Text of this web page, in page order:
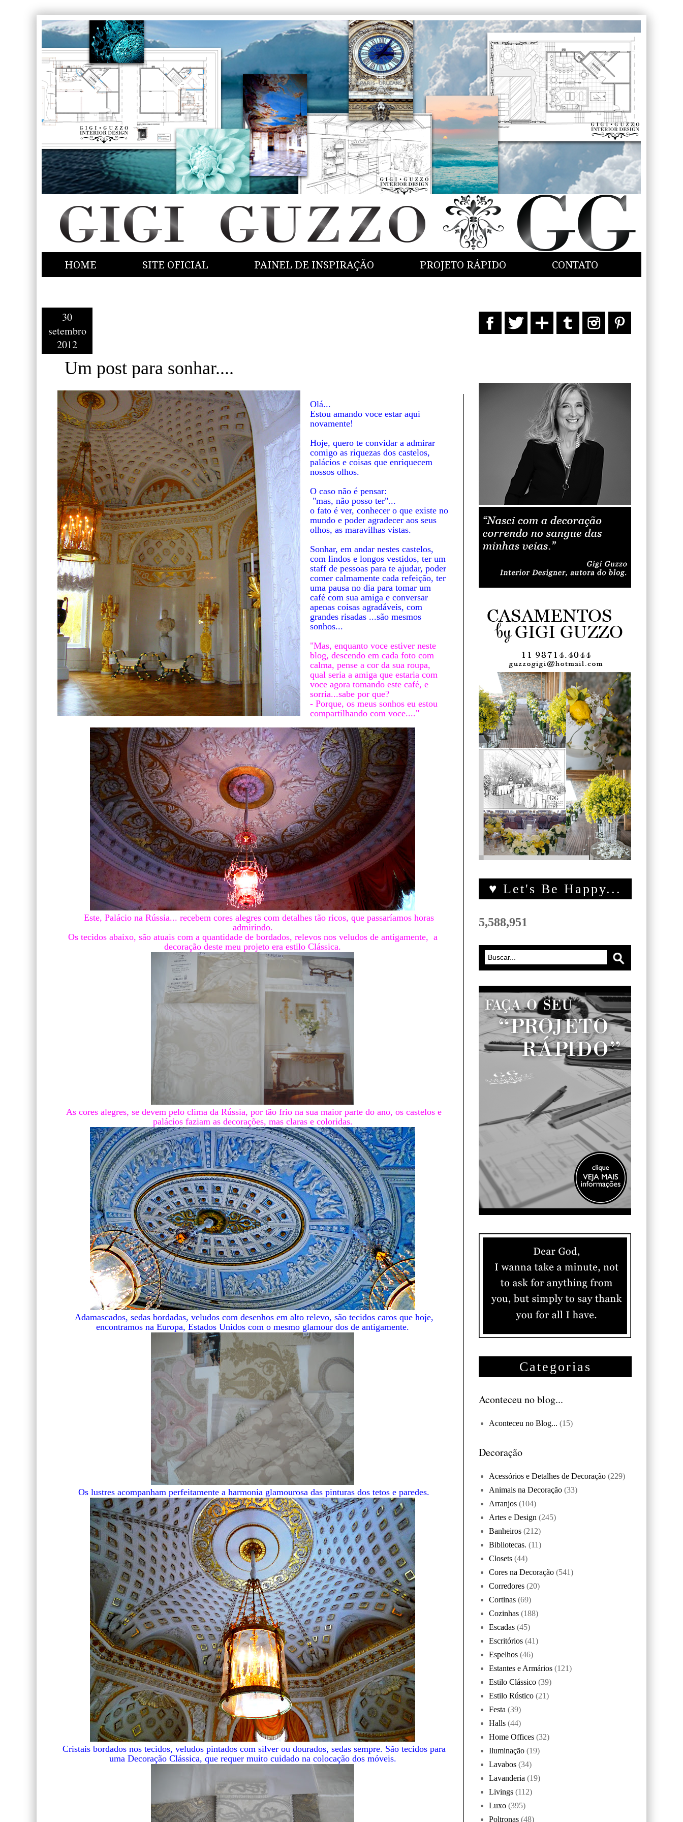
HOME SITE OFICIAL PAINEL DE INSPIRAÇÃO PROJETO RÁPIDO CONTATO
30
setembro
2012
Um post para sonhar....
Olá...
Estou amando voce estar aqui
novamente!
Hoje, quero te convidar a admirar
comigo as riquezas dos castelos,
palácios e coisas que enriquecem
nossos olhos.
O caso não é pensar:
"mas, não posso ter"...
o fato é ver, conhecer o que existe no
mundo e poder agradecer aos seus
olhos, as maravilhas vistas.
Sonhar, em andar nestes castelos,
com lindos e longos vestidos, ter um
staff de pessoas para te ajudar, poder
comer calmamente cada refeição, ter
uma pausa no dia para tomar um
café com sua amiga e conversar
apenas coisas agradáveis, com
grandes risadas ...são mesmos
sonhos...
"Mas, enquanto voce estiver neste
blog, descendo em cada foto com
calma, pense a cor da sua roupa,
qual seria a amiga que estaria com
voce agora tomando este café, e
sorria...sabe por que?
- Porque, os meus sonhos eu estou
compartilhando com voce...."
Este, Palácio na Rússia... recebem cores alegres com detalhes tão ricos, que passaríamos horas
admirindo.
Os tecidos abaixo, são atuais com a quantidade de bordados, relevos nos veludos de antigamente, a
decoração deste meu projeto era estilo Clássica.
As cores alegres, se devem pelo clima da Rússia, por tão frio na sua maior parte do ano, os castelos e
palácios faziam as decorações, mas claras e coloridas.
Adamascados, sedas bordadas, veludos com desenhos em alto relevo, são tecidos caros que hoje,
encontramos na Europa, Estados Unidos com o mesmo glamour dos de antigamente.
Os lustres acompanham perfeitamente a harmonia glamourosa das pinturas dos tetos e paredes.
Cristais bordados nos tecidos, veludos pintados com silver ou dourados, sedas sempre. São tecidos para
uma Decoração Clássica, que requer muito cuidado na colocação dos móveis.
♥ Let's Be Happy...
5,588,951
Categorias
Aconteceu no blog...
Aconteceu no Blog... (15)
Decoração
Acessórios e Detalhes de Decoração (229)
Animais na Decoração (33)
Arranjos (104)
Artes e Design (245)
Banheiros (212)
Bibliotecas. (11)
Closets (44)
Cores na Decoração (541)
Corredores (20)
Cortinas (69)
Cozinhas (188)
Escadas (45)
Escritórios (41)
Espelhos (46)
Estantes e Armários (121)
Estilo Clássico (39)
Estilo Rústico (21)
Festa (39)
Halls (44)
Home Offices (32)
Iluminação (19)
Lavabos (34)
Lavanderia (19)
Livings (112)
Luxo (395)
Poltronas (48)